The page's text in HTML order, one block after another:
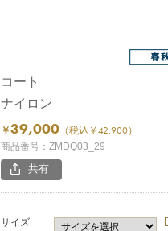
コート
ナイロン
￥39,000 （税込￥42,900）
商品番号：ZMDQ03_29
共有
サイズ